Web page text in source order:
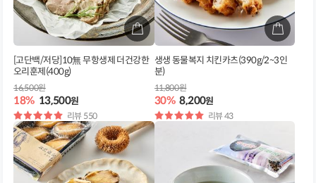
[고단백/저당]10無 무항생제 더건강한
오리훈제(400g)
18% 13,500원
16,500원
별
점
리뷰 550
생생 동물복지 치킨카츠(390g/2~3인
분)
30% 8,200원
11,800원
별
점
리뷰 43